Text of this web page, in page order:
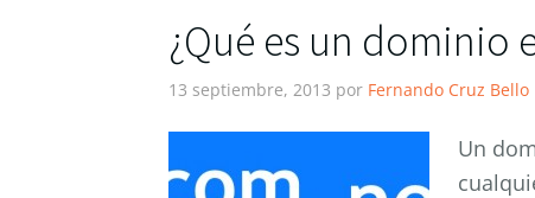
¿Qué es un dominio
13 septiembre, 2013 por Fernando Cruz Bello
Un